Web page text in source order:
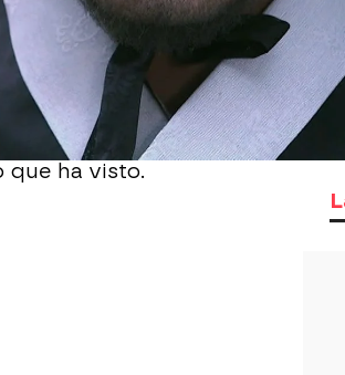
ha convertido en un
matanza
en el templo
han cometido esa
su vida porque es un
que ha visto.